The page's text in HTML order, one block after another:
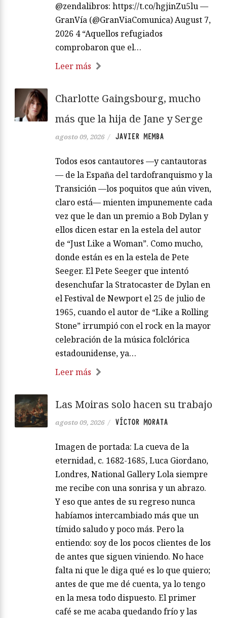
@zendalibros: https://t.co/hgjinZu5lu —
GranVía (@GranViaComunica) August 7,
2026 4 “Aquellos refugiados
comprobaron que el…
Leer más
Charlotte Gaingsbourg, mucho
más que la hija de Jane y Serge
agosto 09, 2026 / JAVIER MEMBA
Todos esos cantautores —y cantautoras
— de la España del tardofranquismo y la
Transición —los poquitos que aún viven,
claro está— mienten impunemente cada
vez que le dan un premio a Bob Dylan y
ellos dicen estar en la estela del autor
de “Just Like a Woman”. Como mucho,
donde están es en la estela de Pete
Seeger. El Pete Seeger que intentó
desenchufar la Stratocaster de Dylan en
el Festival de Newport el 25 de julio de
1965, cuando el autor de “Like a Rolling
Stone” irrumpió con el rock en la mayor
celebración de la música folclórica
estadounidense, ya…
Leer más
Las Moiras solo hacen su trabajo
agosto 09, 2026 / VÍCTOR MORATA
Imagen de portada: La cueva de la
eternidad, c. 1682-1685, Luca Giordano,
Londres, National Gallery Lola siempre
me recibe con una sonrisa y un abrazo.
Y eso que antes de su regreso nunca
habíamos intercambiado más que un
tímido saludo y poco más. Pero la
entiendo: soy de los pocos clientes de los
de antes que siguen viniendo. No hace
falta ni que le diga qué es lo que quiero;
antes de que me dé cuenta, ya lo tengo
en la mesa todo dispuesto. El primer
café se me acaba quedando frío y las